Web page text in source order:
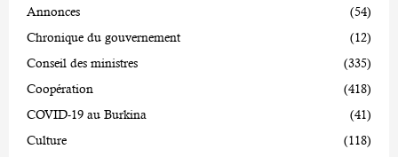
Annonces
(54)
Chronique du gouvernement
(12)
Conseil des ministres
(335)
Coopération
(418)
COVID-19 au Burkina
(41)
Culture
(118)